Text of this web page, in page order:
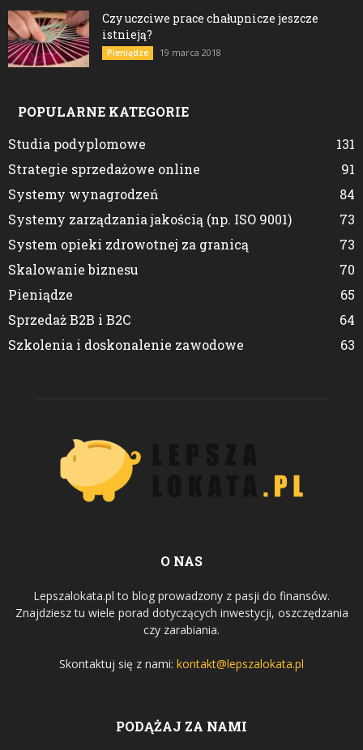
Czy uczciwe prace chałupnicze jeszcze
istnieją?
Pieniądze 19 marca 2018
POPULARNE KATEGORIE
Studia podyplomowe
131
Strategie sprzedażowe online
91
Systemy wynagrodzeń
84
Systemy zarządzania jakością (np. ISO 9001)
73
System opieki zdrowotnej za granicą
73
Skalowanie biznesu
70
Pieniądze
65
Sprzedaż B2B i B2C
64
Szkolenia i doskonalenie zawodowe
63
O NAS
Lepszalokata.pl to blog prowadzony z pasji do finansów.
Znajdziesz tu wiele porad dotyczących inwestycji, oszczędzania
czy zarabiania.
Skontaktuj się z nami: kontakt@lepszalokata.pl
PODĄŻAJ ZA NAMI